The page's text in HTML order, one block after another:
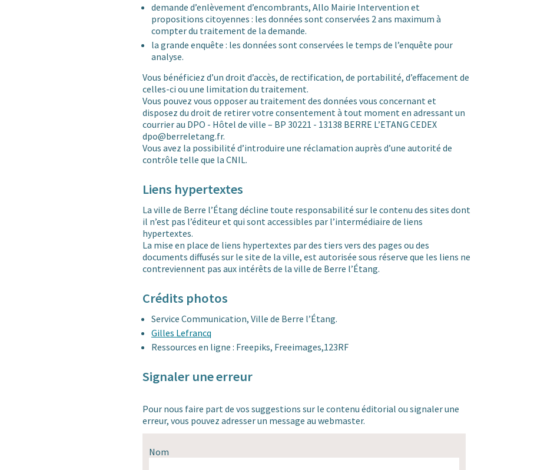
demande d’enlèvement d’encombrants, Allo Mairie Intervention et
propositions citoyennes : les données sont conservées 2 ans maximum à
compter du traitement de la demande.
la grande enquête : les données sont conservées le temps de l’enquête pour
analyse.
Vous bénéficiez d’un droit d’accès, de rectification, de portabilité, d’effacement de
celles-ci ou une limitation du traitement.
Vous pouvez vous opposer au traitement des données vous concernant et
disposez du droit de retirer votre consentement à tout moment en adressant un
courrier au DPO - Hôtel de ville – BP 30221 - 13138 BERRE L’ETANG CEDEX
dpo@berreletang.fr.
Vous avez la possibilité d’introduire une réclamation auprès d’une autorité de
contrôle telle que la CNIL.
Liens hypertextes
La ville de Berre l’Étang décline toute responsabilité sur le contenu des sites dont
il n’est pas l’éditeur et qui sont accessibles par l’intermédiaire de liens
hypertextes.
La mise en place de liens hypertextes par des tiers vers des pages ou des
documents diffusés sur le site de la ville, est autorisée sous réserve que les liens ne
contreviennent pas aux intérêts de la ville de Berre l’Étang.
Crédits photos
Service Communication, Ville de Berre l’Étang.
Gilles Lefrancq
Ressources en ligne : Freepiks, Freeimages,123RF
Signaler une erreur
Pour nous faire part de vos suggestions sur le contenu éditorial ou signaler une
erreur, vous pouvez adresser un message au webmaster.
Nom